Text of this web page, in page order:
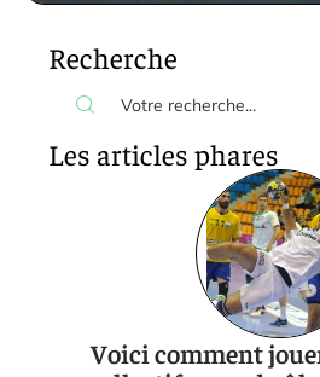
Recherche
Les articles phares
Voici comment